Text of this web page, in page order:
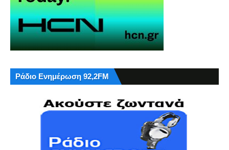
Ράδιο Ενημέρωση 92,2FM